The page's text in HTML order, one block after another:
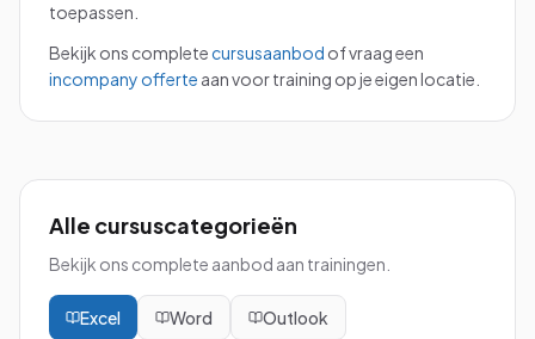
toepassen.
Bekijk ons completecursusaanbod of vraag een
incompany offerte aan voor training op je eigen locatie.
Alle cursuscategorieën
Bekijk ons complete aanbod aan trainingen.
Excel Word Outlook